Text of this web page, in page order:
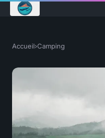
Accueil›Camping